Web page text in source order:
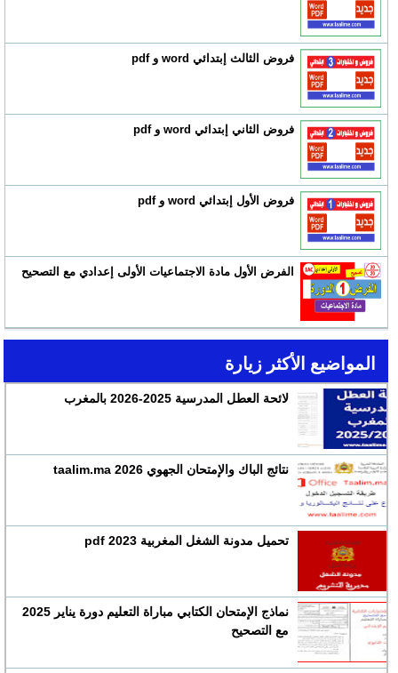
فروض الثالث إبتدائي word و pdf
فروض الثاني إبتدائي word و pdf
فروض الأول إبتدائي word و pdf
الفرض الأول مادة الاجتماعيات الأولى إعدادي مع التصحيح
المواضيع الأكثر زيارة
لائحة العطل المدرسية 2025-2026 بالمغرب
نتائج الباك والإمتحان الجهوي 2026 taalim.ma
تحميل مدونة الشغل المغربية 2023 pdf
نماذج الإمتحان الكتابي مباراة التعليم دورة يناير 2025
مع التصحيح